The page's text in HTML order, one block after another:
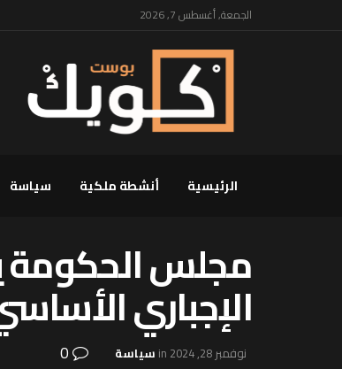
الجمعة, أغسطس 7, 2026
الرئيسية أنشطة ملكية سياسة
مجلس الحكومة
الإجباري
نوفمبر 28, 2024 in سياسة